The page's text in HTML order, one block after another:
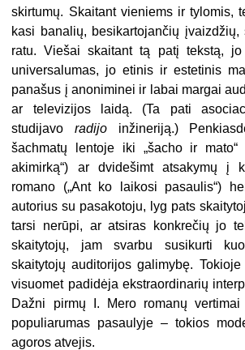
skirtumų. Skaitant vieniems ir tylomis,
kasi banalių, besikartojančių įvaizdžių,
ratu. Viešai skaitant tą patį tekstą, jo
universalumas, jo etinis ir estetinis
panašus į anoniminei ir labai margai
ar televizijos laidą. (Ta pati
studijavoradijo inžineriją.)
šachmatų lentoje iki „šacho ir mato“
akimirką“) ar dvidešimt atsakymų į
romano („Ant ko laikosi pasaulis“)
autorius su pasakotoju, lyg pats
tarsi nerūpi, ar atsiras konkrečių jo
skaitytojų, jam svarbu susikurti
skaitytojų auditorijos galimybę.
visuomet padidėja ekstraordinarių
Dažni pirmų I. Mero romanų
populiarumas pasaulyje – tokios
agoros atvejis.